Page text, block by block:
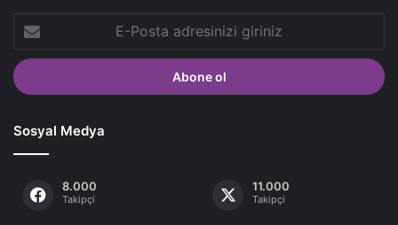
Posta
adresinizi
giriniz
Sosyal Medya
8.000
Takipçi
11.000
Takipçi